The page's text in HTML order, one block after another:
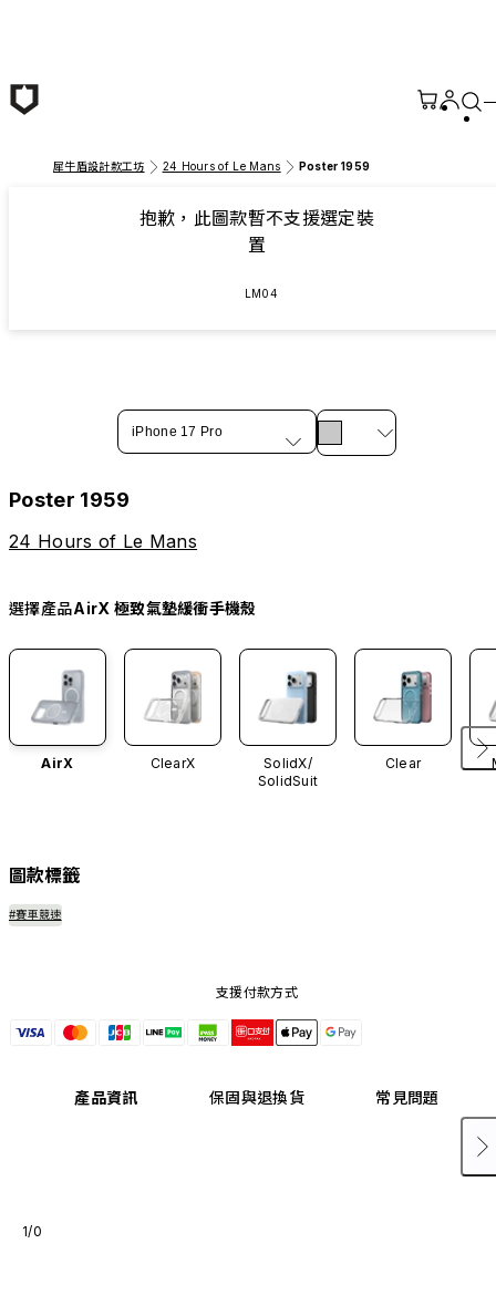
犀牛盾設計款工坊 24 Hours of Le Mans Poster 1959
抱歉，此圖款暫不支援選定裝
置
LM04
iPhone 17 Pro
Poster 1959
24 Hours of Le Mans
選擇產品AirX 極致氣墊緩衝手機殼
AirX ClearX
SolidX/
SolidSuit
Clear
圖款標籤
#賽車競速
支援付款方式
產品資訊 保固與退換貨 常見問題
1/0